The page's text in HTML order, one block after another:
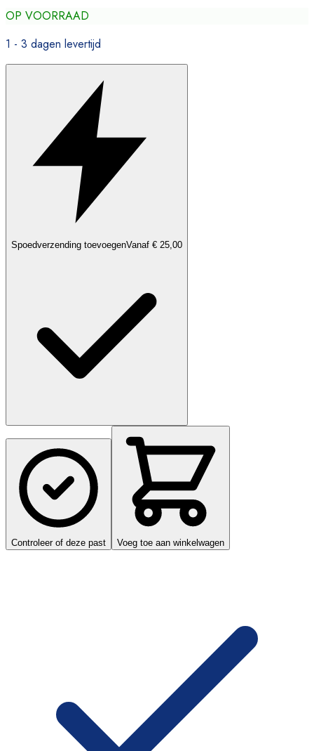
OP VOORRAAD
1 - 3 dagen levertijd
Spoedverzending toevoegenVanaf € 25,00
Controleer of deze past Voeg toe aan winkelwagen